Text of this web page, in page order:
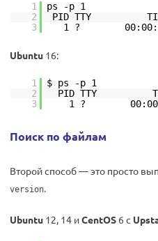
1
ps -p 1
2
PID TTY TIME
3
1 ?
Ubuntu 16:
1
$ ps -p 1
2
PID TTY
3
1 ?
Поиск по файлам
Второй способ — это просто
version.
Ubuntu 12, 14 иCentOS 6 с